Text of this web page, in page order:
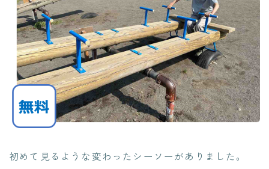
初めて見るような変わったシーソーがありました。